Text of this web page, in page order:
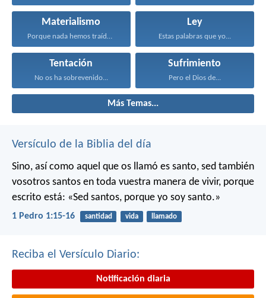
Materialismo
Porque nada hemos traído...
Ley
Estas palabras que yo...
Tentación
No os ha sobrevenido...
Sufrimiento
Pero el Dios de...
Más Temas...
Versículo de la Biblia del día
Sino, así como aquel que os llamó es santo, sed también
vosotros santos en toda vuestra manera de vivir, porque
escrito está: «Sed santos, porque yo soy santo.»
1 Pedro 1:15-16 santidad vida llamado
Reciba el Versículo Diario:
Notificación diaria